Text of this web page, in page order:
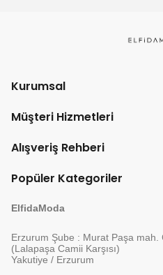
Kurumsal
Müşteri Hizmetleri
Alışveriş Rehberi
Popüler Kategoriler
ElfidaModa
Erzurum Şube : Murat Paşa
(Lalapaşa Camii Karşısı)
Yakutiye / Erzurum